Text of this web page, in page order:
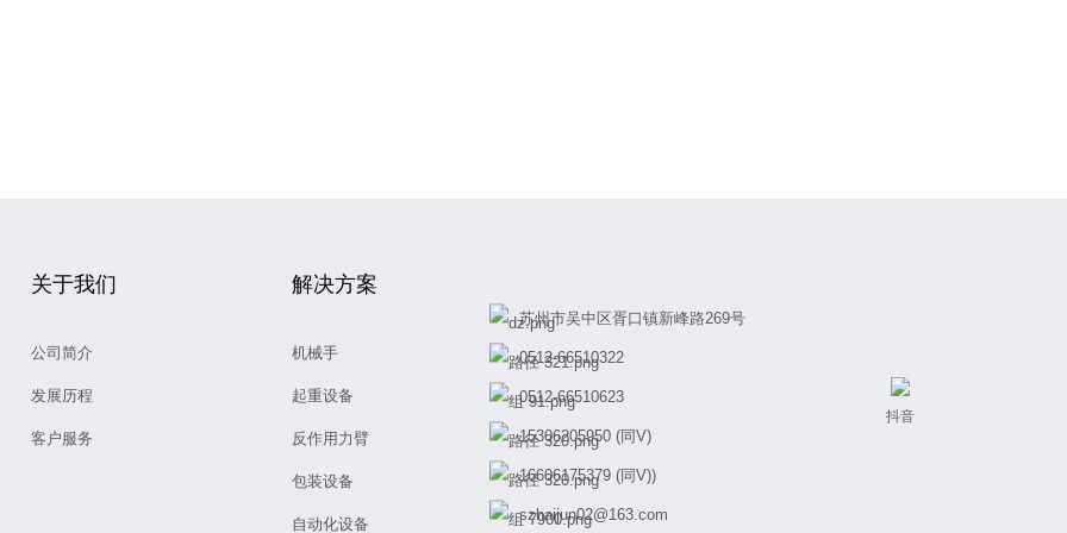
关于我们
公司简介
发展历程
客户服务
解决方案
机械手
起重设备
反作用力臂
包装设备
自动化设备
苏州市吴中区胥口镇新峰路269号
0512-66510322
0512-66510623
15306205950 (同V)
16606175379 (同V))
szhaijun02@163.com
抖音